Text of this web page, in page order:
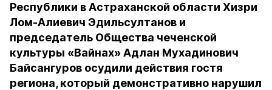
Республики в Астраханской области Хизри
Лом-Алиевич Эдильсултанов и
председатель Общества чеченской
культуры «Вайнах» Адлан Мухадинович
Байсангуров осудили действия гостя
региона, который демонстративно нарушил